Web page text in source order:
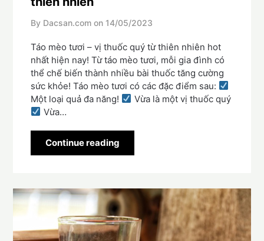
By Dacsan.com on 14/05/2023
Táo mèo tươi – vị thuốc quý từ thiên nhiên hot
nhất hiện nay! Từ táo mèo tươi, mỗi gia đình có
thể chế biến thành nhiều bài thuốc tăng cường
sức khỏe! Táo mèo tươi có các đặc điểm sau:
Một loại quả đa năng!
Vừa là một vị thuốc quý
Vừa…
Continue reading